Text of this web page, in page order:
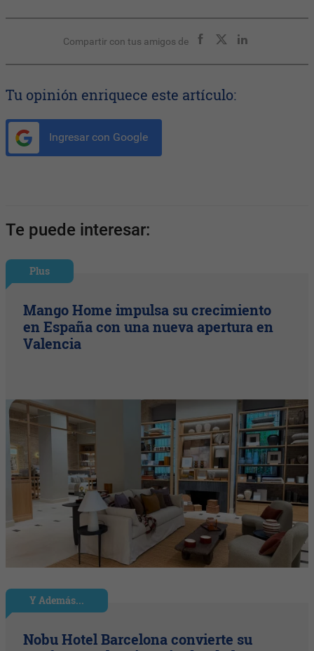
Compartir con tus amigos de
Tu opinión enriquece este artículo:
Ingresar con Google
Te puede interesar:
Plus
Mango Home impulsa su crecimiento
en España con una nueva apertura en
Valencia
Y Además...
Nobu Hotel Barcelona convierte su